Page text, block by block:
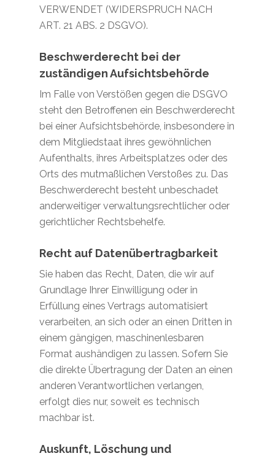
VERWENDET (WIDERSPRUCH NACH
ART. 21 ABS. 2 DSGVO).
Beschwerde­recht bei der
zuständigen Aufsichts­behörde
Im Falle von Verstößen gegen die DSGVO
steht den Betroffenen ein Beschwerderecht
bei einer Aufsichtsbehörde, insbesondere in
dem Mitgliedstaat ihres gewöhnlichen
Aufenthalts, ihres Arbeitsplatzes oder des
Orts des mutmaßlichen Verstoßes zu. Das
Beschwerderecht besteht unbeschadet
anderweitiger verwaltungsrechtlicher oder
gerichtlicher Rechtsbehelfe.
Recht auf Daten­übertrag­barkeit
Sie haben das Recht, Daten, die wir auf
Grundlage Ihrer Einwilligung oder in
Erfüllung eines Vertrags automatisiert
verarbeiten, an sich oder an einen Dritten in
einem gängigen, maschinenlesbaren
Format aushändigen zu lassen. Sofern Sie
die direkte Übertragung der Daten an einen
anderen Verantwortlichen verlangen,
erfolgt dies nur, soweit es technisch
machbar ist.
Auskunft, Löschung und